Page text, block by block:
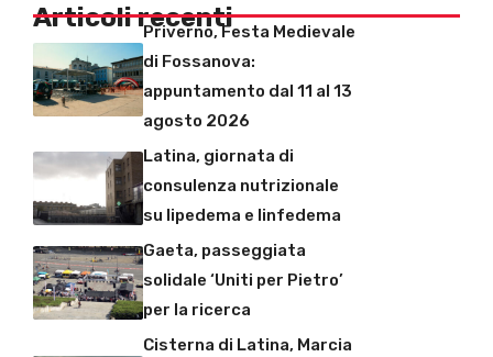
Articoli recentiPriverno, Festa Medievale
di Fossanova:
appuntamento dal 11 al 13
agosto 2026
Latina, giornata di
consulenza nutrizionale
su lipedema e linfedema
Gaeta, passeggiata
solidale ‘Uniti per Pietro’
per la ricerca
Cisterna di Latina, Marcia